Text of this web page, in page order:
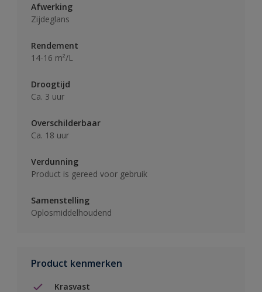
Afwerking
Zijdeglans
Rendement
14-16 m²/L
Droogtijd
Ca. 3 uur
Overschilderbaar
Ca. 18 uur
Verdunning
Product is gereed voor gebruik
Samenstelling
Oplosmiddelhoudend
Product kenmerken
Krasvast